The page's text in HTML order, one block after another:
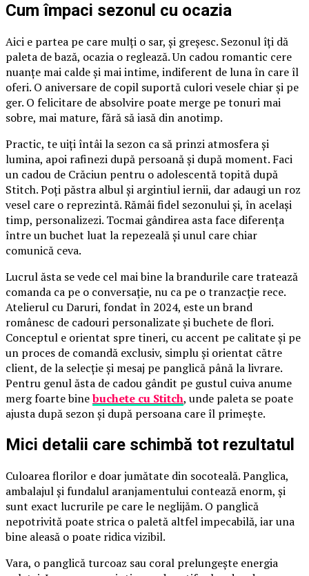
Cum împaci sezonul cu ocazia
Aici e partea pe care mulți o sar, și greșesc. Sezonul îți dă
paleta de bază, ocazia o reglează. Un cadou romantic cere
nuanțe mai calde și mai intime, indiferent de luna în care îl
oferi. O aniversare de copil suportă culori vesele chiar și pe
ger. O felicitare de absolvire poate merge pe tonuri mai
sobre, mai mature, fără să iasă din anotimp.
Practic, te uiți întâi la sezon ca să prinzi atmosfera și
lumina, apoi rafinezi după persoană și după moment. Faci
un cadou de Crăciun pentru o adolescentă topită după
Stitch. Poți păstra albul și argintiul iernii, dar adaugi un roz
vesel care o reprezintă. Rămâi fidel sezonului și, în același
timp, personalizezi. Tocmai gândirea asta face diferența
între un buchet luat la repezeală și unul care chiar
comunică ceva.
Lucrul ăsta se vede cel mai bine la brandurile care tratează
comanda ca pe o conversație, nu ca pe o tranzacție rece.
Atelierul cu Daruri, fondat în 2024, este un brand
românesc de cadouri personalizate și buchete de flori.
Conceptul e orientat spre tineri, cu accent pe calitate și pe
un proces de comandă exclusiv, simplu și orientat către
client, de la selecție și mesaj pe panglică până la livrare.
Pentru genul ăsta de cadou gândit pe gustul cuiva anume
merg foarte binebuchete cu Stitch, unde paleta se poate
ajusta după sezon și după persoana care îl primește.
Mici detalii care schimbă tot rezultatul
Culoarea florilor e doar jumătate din socoteală. Panglica,
ambalajul și fundalul aranjamentului contează enorm, și
sunt exact lucrurile pe care le neglijăm. O panglică
nepotrivită poate strica o paletă altfel impecabilă, iar una
bine aleasă o poate ridica vizibil.
Vara, o panglică turcoaz sau coral prelungește energia